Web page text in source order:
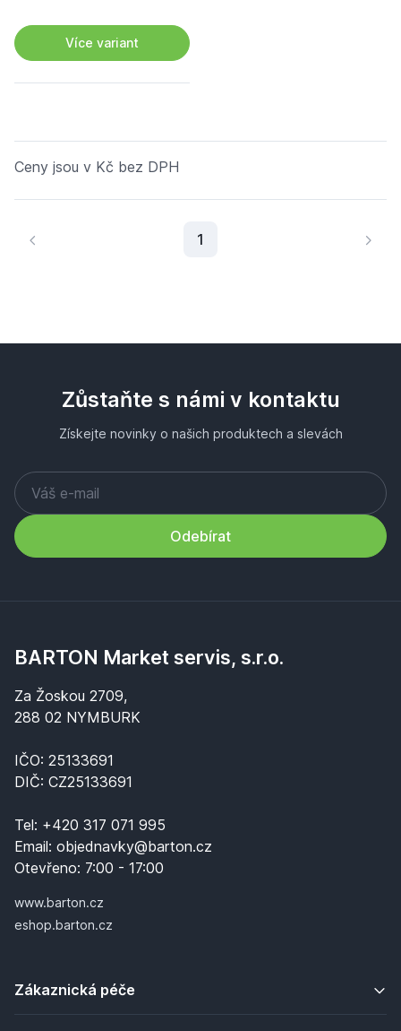
Více variant
Ceny jsou v Kč bez DPH
1
Zůstaňte s námi v kontaktu
Získejte novinky o našich produktech a slevách
Odebírat
BARTON Market servis, s.r.o.
Za Žoskou 2709,
288 02 NYMBURK
IČO: 25133691
DIČ: CZ25133691
Tel: +420 317 071 995
Email: objednavky@barton.cz
Otevřeno: 7:00 - 17:00
www.barton.cz
eshop.barton.cz
Zákaznická péče